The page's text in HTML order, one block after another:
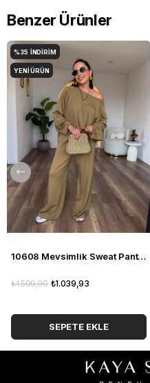
Benzer Ürünler
10608 Mevsimlik Sweat Pantolon Takım
₺1.039,93
₺1.599,90
SEPETE EKLE
%35 İNDIRIM
YENI ÜRÜN